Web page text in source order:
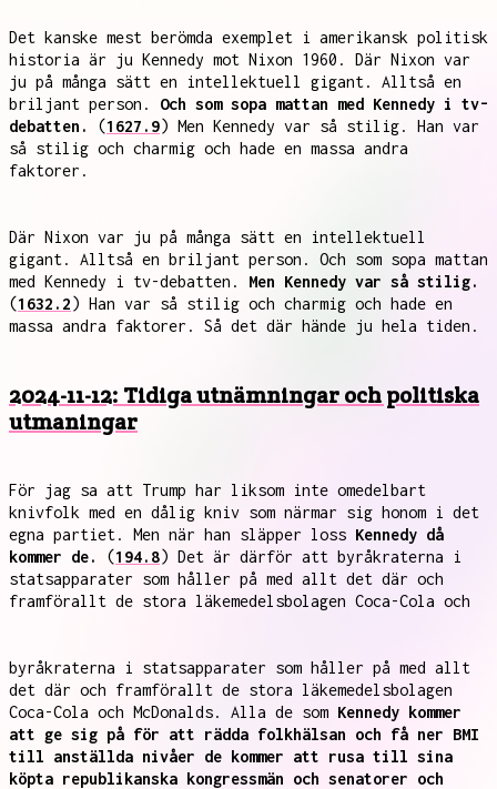
Det kanske mest berömda exemplet i amerikansk politisk
historia är ju Kennedy mot Nixon 1960. Där Nixon var
ju på många sätt en intellektuell gigant. Alltså en
briljant person. Och som sopa mattan med Kennedy i tv-
debatten.
(1627.9) Men Kennedy var så stilig. Han var
så stilig och charmig och hade en massa andra
faktorer.
Där Nixon var ju på många sätt en intellektuell
gigant. Alltså en briljant person. Och som sopa mattan
med Kennedy i tv-debatten. Men Kennedy var så stilig.
(1632.2) Han var så stilig och charmig och hade en
massa andra faktorer. Så det där hände ju hela tiden.
2024-11-12: Tidiga utnämningar och politiska
utmaningar
För jag sa att Trump har liksom inte omedelbart
knivfolk med en dålig kniv som närmar sig honom i det
egna partiet. Men när han släpper loss Kennedy då
kommer de.
(194.8) Det är därför att byråkraterna i
statsapparater som håller på med allt det där och
framförallt de stora läkemedelsbolagen Coca-Cola och
byråkraterna i statsapparater som håller på med allt
det där och framförallt de stora läkemedelsbolagen
Coca-Cola och McDonalds. Alla de som Kennedy kommer
att ge sig på för att rädda folkhälsan och få ner BMI
till anställda nivåer de kommer att rusa till sina
köpta republikanska kongressmän och senatorer och